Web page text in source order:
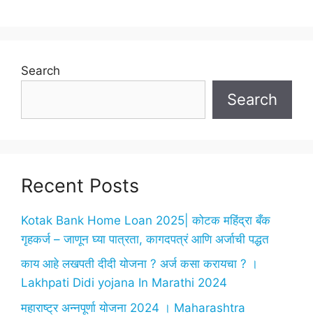
Search
Search
Recent Posts
Kotak Bank Home Loan 2025| कोटक महिंद्रा बँक
गृहकर्ज – जाणून घ्या पात्रता, कागदपत्रं आणि अर्जाची पद्धत
काय आहे लखपती दीदी योजना ? अर्ज कसा करायचा ? ।
Lakhpati Didi yojana In Marathi 2024
महाराष्ट्र अन्नपूर्णा योजना 2024 । Maharashtra